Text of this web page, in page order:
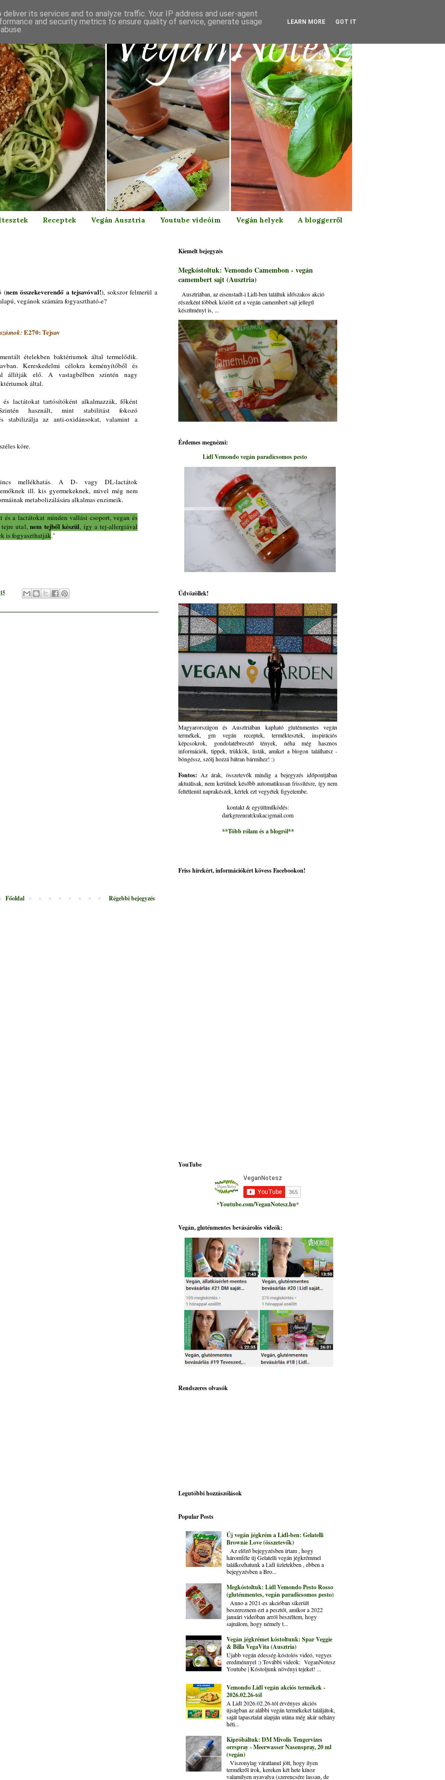
Receptek Vegán Ausztria Youtube videóim Vegán helyek A bloggerről
(nem összekeverendő a tejsavóval!), sokszor felmerül a
vegánok számára fogyasztható-e?
E270: Tejsav
ételekben baktériumok által termelődik.
Kereskedelmi célokra keményítőből és
állítják elő. A vastagbélben szintén nagy
által.
lactátokat tartósítóként alkalmazzák, főként
használt, mint stabilitást fokozó
stabilizálja az anti-oxidánsokat, valamint a
köre.
mellékhatás. A D- vagy DL-lactátok
ill. kis gyermekeknek, mivel még nem
metabolizálására alkalmas enzimeik.
és a lactátokat minden vallási csoport, vegan és
tejre utal,nem tejből készül, így a tej-allergiával
is fogyaszthatják."
Régebbi bejegyzés
Főoldal
Kiemelt bejegyzés
Megkóstoltuk: Vemondo Camembon - vegán
camembert sajt (Ausztria)
Ausztriában, az eisenstadt-i Lidl-ben találtuk időszakos akció
részeként többek között ezt a vegán camembert sajt jellegű
készítményt is, ...
Érdemes megnézni:
Lidl Vemondo vegán paradicsomos pesto
Üdvözöllek!
Magyarországon és Ausztriában kapható gluténmentes vegán
termékek, gm vegán receptek, terméktesztek, inspirációs
képcsokrok, gondolatébresztő tények, néha még hasznos
információk, tippek, trükkök, listák, amiket a blogon találhatsz -
böngéssz, szólj hozzá bátran bármihez! :)
Fontos: Az árak, összetevők mindig a bejegyzés időpontjában
aktuálisak, nem kerülnek később automatikusan frissítésre, így nem
feltétlenül naprakészek, kérlek ezt vegyétek figyelembe.
kontakt & együttműködés:
darkgreenrat(kukac)gmail.com
**Több rólam és a blogról**
Friss hírekért, információkért kövess Facebookon!
YouTube
*Youtube.com/VeganNotesz.hu*
Vegán, gluténmentes bevásárolós videók:
Rendszeres olvasók
Legutóbbi hozzászólások
Popular Posts
Új vegán jégkrém a Lidl-ben: Gelatelli
Brownie Love (összetevők)
Az előző bejegyzésben írtam , hogy
háromféle új Gelatelli vegán jégkrémmel
találkozhatunk a Lidl üzletekben , ebben a
bejegyzésben a Bro...
Megkóstoltuk: Lidl Vemondo Pesto Rosso
(gluténmentes, vegán paradicsomos pesto)
Anno a 2021-es akcióban sikerült
beszereznem ezt a pesztót, amikor a 2022
januári videóban arról beszéltem, hogy
sajnálom, hogy némely t...
Vegán jégkrémet kóstoltunk: Spar Veggie
& Billa VegaVita (Ausztria)
Újabb vegán édesség-kóstolós videó, vegyes
eredménnyel :) További videók: VeganNotesz
Youtube | Kóstoljunk növényi tejeket! ...
Vemondo Lidl vegán akciós termékek -
2026.02.26-tól
A Lidl 2026.02.26-tól érvényes akciós
újságban az alábbi vegán termékeket találjátok,
saját tapasztalat alapján utána még akár néhány
héti...
Kipróbáltuk: DM Mivolis Tengervizes
orrspray - Meerwasser Nasenspray, 20 ml
(vegán)
Viszonylag váratlanul jött, hogy ilyen
termékről írok, kereken két hete kínoz
valamilyen nyavalya (szerencsére lassan, de
its services and to analyze traffic. Your IP address and user-agent
and security metrics to ensure quality of service, generate usage
LEARN MORE GOT IT